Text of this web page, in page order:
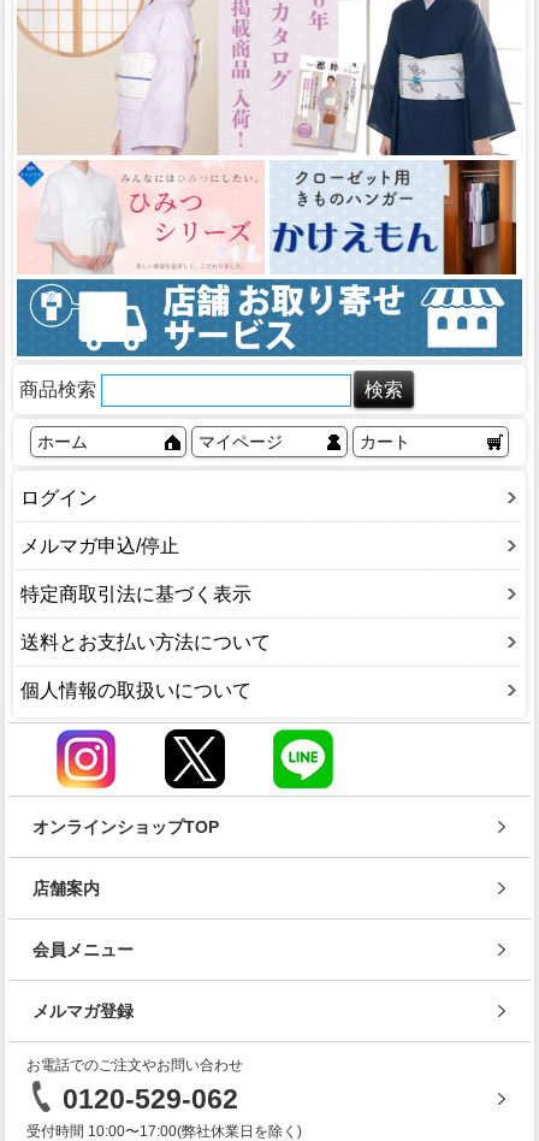
商品検索
ホーム マイページ カート
ログイン
メルマガ申込/停止
特定商取引法に基づく表示
送料とお支払い方法について
個人情報の取扱いについて
オンラインショップTOP
店舗案内
会員メニュー
メルマガ登録
お電話でのご注文やお問い合わせ
0120-529-062
受付時間 10:00〜17:00(弊社休業日を除く)